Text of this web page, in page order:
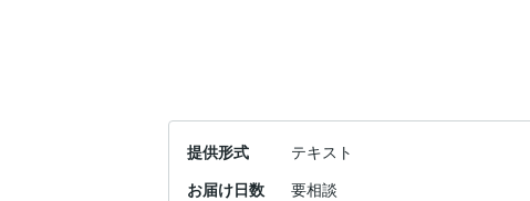
提供形式
テキスト
お届け日数
要相談